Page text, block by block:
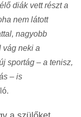
diák vett részt a
nem látott
nagyobb
vág neki a
sportág – a tenisz,
– is